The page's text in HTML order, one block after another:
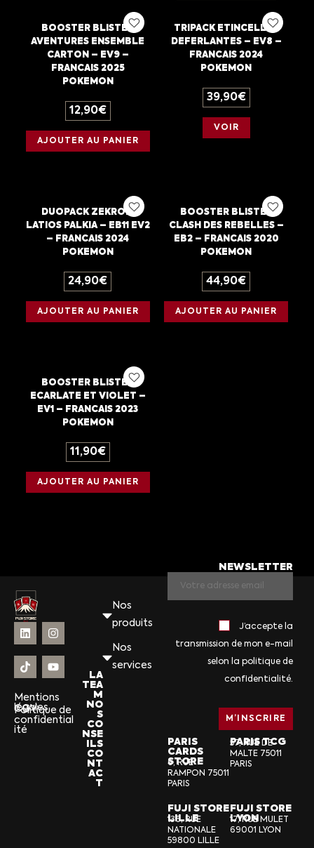
BOOSTER BLISTER
AVENTURES ENSEMBLE
CARTON – EV9 –
FRANCAIS 2025
POKEMON
12,90€
AJOUTER AU PANIER
TRIPACK ETINCELLES
DEFERLANTES – EV8 –
FRANCAIS 2024
POKEMON
39,90€
VOIR
DUOPACK ZEKROM
LATIOS PALKIA – EB11 EV2
– FRANCAIS 2024
POKEMON
24,90€
AJOUTER AU PANIER
BOOSTER BLISTER
CLASH DES REBELLES –
EB2 – FRANCAIS 2020
POKEMON
44,90€
AJOUTER AU PANIER
BOOSTER BLISTER
ECARLATE ET VIOLET –
EV1 – FRANCAIS 2023
POKEMON
11,90€
AJOUTER AU PANIER
Mentions
légales
CGV
Politique de
confidential
ité
Nos
produits
Nos
services
LA
TEA
M
NO
S
CO
NSE
ILS
CO
NT
AC
T
NEWSLETTER
J’accepte la
transmission de mon e-mail
selon la politique de
confidentialité.
PARIS
CARDS
STORE
6, RUE
RAMPON 75011
PARIS
PARIS TCG
57, RUE DE
MALTE 75011
PARIS
FUJI STORE
LILLE
136, RUE
NATIONALE
59800 LILLE
FUJI STORE
LYON
17, RUE MULET
69001 LYON